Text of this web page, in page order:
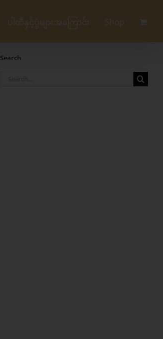
ပါတီနှင့်ပွဲများအကြောင်း Shop
Search